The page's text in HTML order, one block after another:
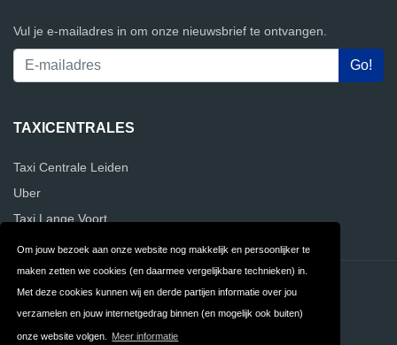
Om jouw bezoek aan onze website nog makkelijk en persoonlijker te
maken zetten we cookies (en daarmee vergelijkbare technieken) in.
Met deze cookies kunnen wij en derde partijen informatie over jou
verzamelen en jouw internetgedrag binnen (en mogelijk ook buiten)
onze website volgen. Meer informatie
Vul je e-mailadres in om onze nieuwsbrief te ontvangen.
TAXICENTRALES
Taxi Centrale Leiden
Uber
Taxi Lange Voort
Contact Privacy
Algemene FAQ